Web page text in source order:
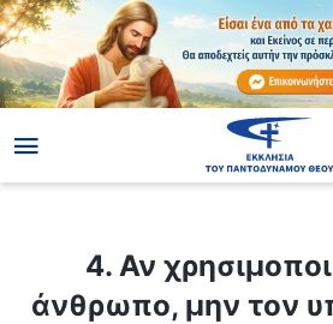
4. Αν
άνθρωπο, μην τον